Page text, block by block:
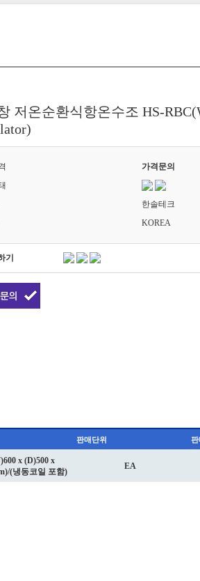
저온순환식항온수조 HS-
가격문의
한솔테크
KOREA
기
판매단위 판
x (D)500 x
(냉동코일 포함)
EA